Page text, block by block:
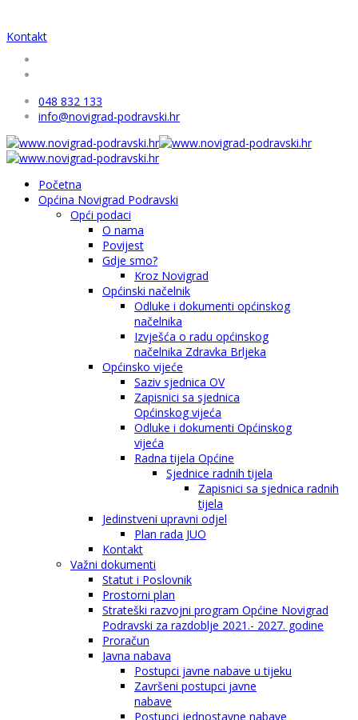
Kontakt
048 832 133
info@novigrad-podravski.hr
Početna
Općina Novigrad Podravski
Opći podaci
O nama
Povijest
Gdje smo?
Kroz Novigrad
Općinski načelnik
Odluke i dokumenti općinskog
načelnika
Izvješća o radu općinskog
načelnika Zdravka Brljeka
Općinsko vijeće
Saziv sjednica OV
Zapisnici sa sjednica
Općinskog vijeća
Odluke i dokumenti Općinskog
vijeća
Radna tijela Općine
Sjednice radnih tijela
Zapisnici sa sjednica radnih
tijela
Jedinstveni upravni odjel
Plan rada JUO
Kontakt
Važni dokumenti
Statut i Poslovnik
Prostorni plan
Strateški razvojni program Općine Novigrad
Podravski za razdoblje 2021.- 2027. godine
Proračun
Javna nabava
Postupci javne nabave u tijeku
Završeni postupci javne
nabave
Postupci jednostavne nabave